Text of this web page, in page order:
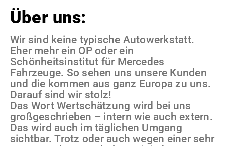
Über uns:
Wir sind keine typische Autowerkstatt.
Eher mehr ein OP oder ein
Schönheitsinstitut für Mercedes
Fahrzeuge. So sehen uns unsere Kunden
und die kommen aus ganz Europa zu uns.
Darauf sind wir stolz!
Das Wort Wertschätzung wird bei uns
großgeschrieben – intern wie auch extern.
Das wird auch im täglichen Umgang
sichtbar. Trotz oder auch wegen einer sehr